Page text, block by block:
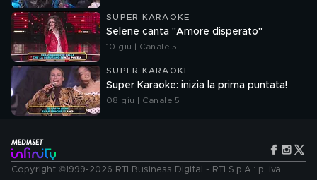
SUPER KARAOKE
Selene canta "Amore disperato"
10 giu | Canale 5
SUPER KARAOKE
Super Karaoke: inizia la prima puntata!
08 giu | Canale 5
Copyright ©1999-2026 RTI Business Digital - RTI S.p.A.: p. iva